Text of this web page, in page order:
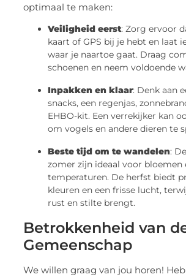
optimaal te maken:
Veiligheid eerst: Zorg ervoor
kaart of GPS bij je hebt en laat
waar je naartoe gaat. Draag
schoenen en neem voldoende
Inpakken en klaar: Denk aan
snacks, een regenjas,
EHBO-kit. Een verrekijker kan
om vogels en andere dieren te
Beste tijd om te wandelen:
zomer zijn ideaal voor bloemen
temperaturen. De herfst biedt
kleuren en een frisse lucht,
rust en stilte brengt.
Betrokkenheid van
Gemeenschap
We willen graag van jou horen!